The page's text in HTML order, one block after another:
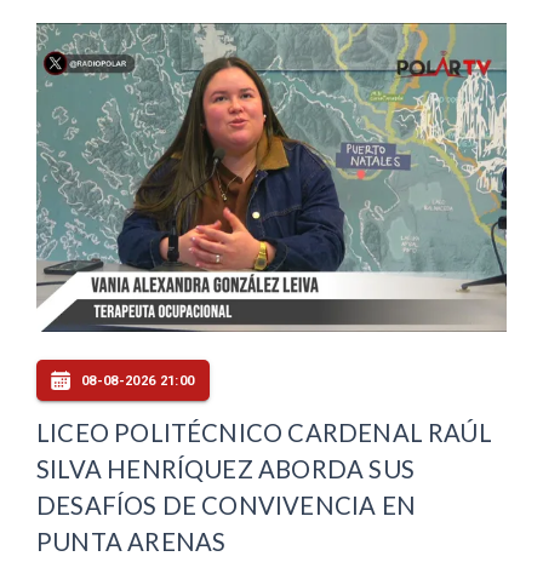
08-08-2026 21:00
LICEO POLITÉCNICO CARDENAL RAÚL
SILVA HENRÍQUEZ ABORDA SUS
DESAFÍOS DE CONVIVENCIA EN
PUNTA ARENAS